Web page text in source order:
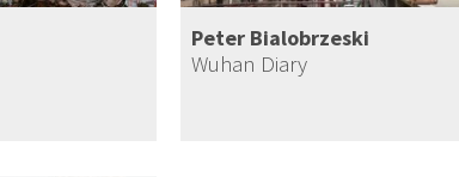
Peter Bialobrzeski
Wuhan Diary